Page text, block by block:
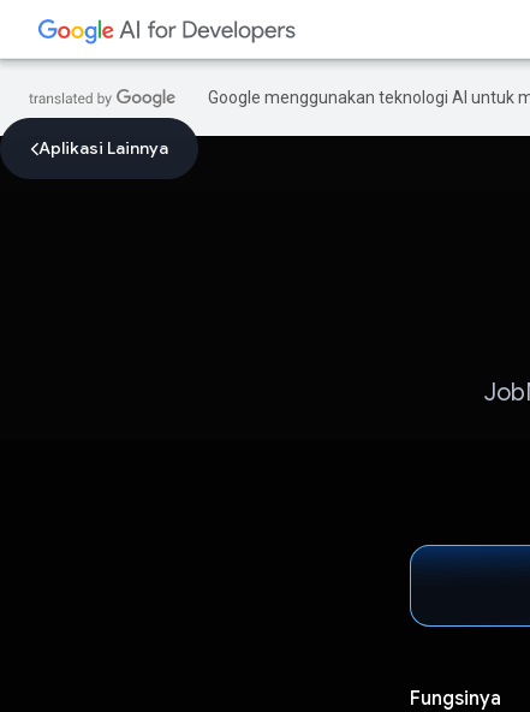
Google menggunakan teknologi AI untuk
Aplikasi Lainnya
Fungsinya